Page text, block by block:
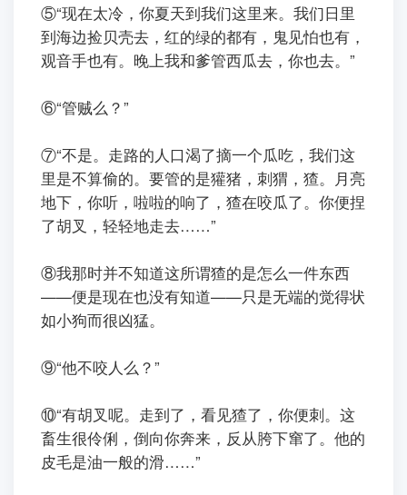
ㅤㅤ⑤“现在太冷，你夏天到我们这里来。我们日里
到海边捡贝壳去，红的绿的都有，鬼见怕也有，
观音手也有。晚上我和爹管西瓜去，你也去。”
ㅤㅤ⑥“管贼么？”
ㅤㅤ⑦“不是。走路的人口渴了摘一个瓜吃，我们这
里是不算偷的。要管的是獾猪，刺猬，猹。月亮
地下，你听，啦啦的响了，猹在咬瓜了。你便捏
了胡叉，轻轻地走去……”
ㅤㅤ⑧我那时并不知道这所谓猹的是怎么一件东西
——便是现在也没有知道——只是无端的觉得状
如小狗而很凶猛。
ㅤㅤ⑨“他不咬人么？”
ㅤㅤ⑩“有胡叉呢。走到了，看见猹了，你便刺。这
畜生很伶俐，倒向你奔来，反从胯下窜了。他的
皮毛是油一般的滑……”